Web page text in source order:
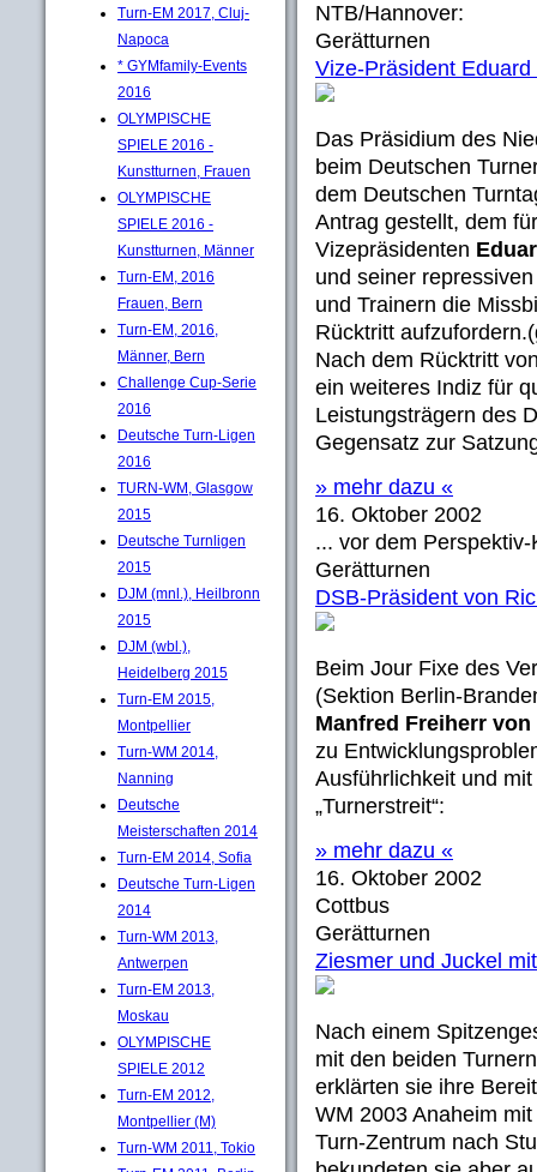
Turn-EM 2017, Cluj-
Napoca
* GYMfamily-Events
2016
OLYMPISCHE
SPIELE 2016 -
Kunstturnen, Frauen
OLYMPISCHE
SPIELE 2016 -
Kunstturnen, Männer
Turn-EM, 2016
Frauen, Bern
Turn-EM, 2016,
Männer, Bern
Challenge Cup-Serie
2016
Deutsche Turn-Ligen
2016
TURN-WM, Glasgow
2015
Deutsche Turnligen
2015
DJM (mnl.), Heilbronn
2015
DJM (wbl.),
Heidelberg 2015
Turn-EM 2015,
Montpellier
Turn-WM 2014,
Nanning
Deutsche
Meisterschaften 2014
Turn-EM 2014, Sofia
Deutsche Turn-Ligen
2014
Turn-WM 2013,
Antwerpen
Turn-EM 2013,
Moskau
OLYMPISCHE
SPIELE 2012
Turn-EM 2012,
Montpellier (M)
Turn-WM 2011, Tokio
NTB/Hannover:
Gerätturnen
Vize-Präsident
Das Präsidium des
beim Deutschen
dem Deutschen
Antrag gestellt, dem
Vizepräsidenten
und seiner
und Trainern die
Rücktritt
Nach dem Rücktritt
ein weiteres Indiz für
Leistungsträgern des
Gegensatz zur
» mehr dazu «
16. Oktober 2002
... vor dem
Gerätturnen
DSB-Präsident von
Beim Jour Fixe des
(Sektion Berlin-
Manfred Freiherr
zu
Ausführlichkeit und
„Turnerstreit“:
» mehr dazu «
16. Oktober 2002
Cottbus
Gerätturnen
Ziesmer und Juckel
Nach einem
mit den beiden
erklärten sie ihre
WM 2003 Anaheim
Turn-Zentrum nach